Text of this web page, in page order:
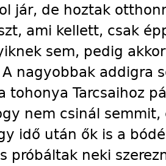
jár, de hoztak
ami kellett, csak
sem, pedig
nagyobbak addigra
tohonya Tarcsaihoz
nem csinál
idő után ők is a
próbáltak neki